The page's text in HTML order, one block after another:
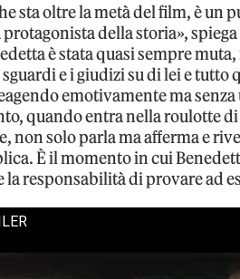
sta oltre la metà del film, è
della storia»,
è stata quasi sempre
e i giudizi su di lei e tutto
emotivamente ma
quando entra nella roulotte di
non solo parla ma afferma e
È il momento in cui
la responsabilità di provare ad